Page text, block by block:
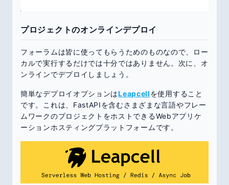
プロジェクトのオンラインデプロイ
フォーラムは皆に使ってもらうためのものなので、ロー
カルで実行するだけでは十分ではありません。次に、オ
ンラインでデプロイしましょう。
簡単なデプロイオプションはLeapcellを使用すること
です。これは、FastAPIを含むさまざまな言語やフレー
ムワークのプロジェクトをホストできるWebアプリケ
ーションホスティングプラットフォームです。